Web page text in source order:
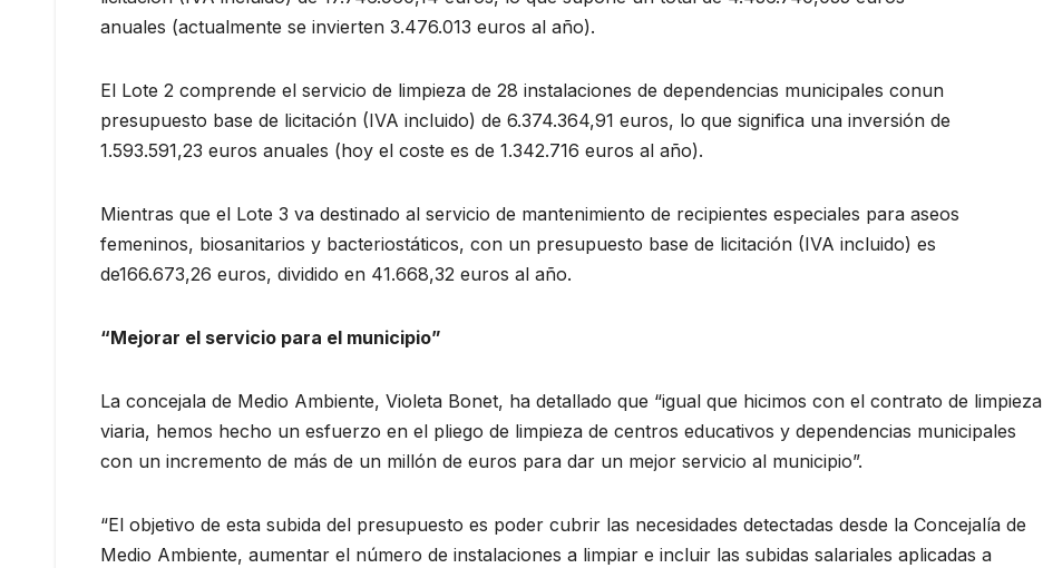
anuales (actualmente se invierten 3.476.013 euros al año).
El Lote 2 comprende el servicio de limpieza de 28 instalaciones de dependencias municipales conun
presupuesto base de licitación (IVA incluido) de 6.374.364,91 euros, lo que significa una inversión de
1.593.591,23 euros anuales (hoy el coste es de 1.342.716 euros al año).
Mientras que el Lote 3 va destinado al servicio de mantenimiento de recipientes especiales para aseos
femeninos, biosanitarios y bacteriostáticos, con un presupuesto base de licitación (IVA incluido) es
de166.673,26 euros, dividido en 41.668,32 euros al año.
“Mejorar el servicio para el municipio”
La concejala de Medio Ambiente, Violeta Bonet, ha detallado que “igual que hicimos con el contrato de limpieza
viaria, hemos hecho un esfuerzo en el pliego de limpieza de centros educativos y dependencias municipales
con un incremento de más de un millón de euros para dar un mejor servicio al municipio”.
“El objetivo de esta subida del presupuesto es poder cubrir las necesidades detectadas desde la Concejalía de
Medio Ambiente, aumentar el número de instalaciones a limpiar e incluir las subidas salariales aplicadas a